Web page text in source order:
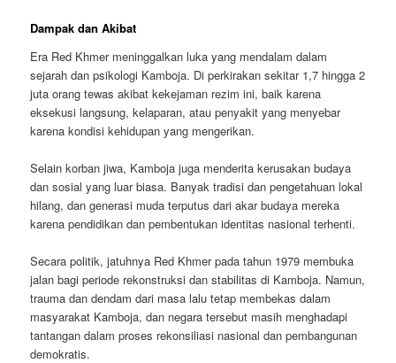
Dampak dan Akibat
Era Red Khmer meninggalkan luka yang mendalam dalam
sejarah dan psikologi Kamboja. Di perkirakan sekitar 1,7 hingga 2
juta orang tewas akibat kekejaman rezim ini, baik karena
eksekusi langsung, kelaparan, atau penyakit yang menyebar
karena kondisi kehidupan yang mengerikan.
Selain korban jiwa, Kamboja juga menderita kerusakan budaya
dan sosial yang luar biasa. Banyak tradisi dan pengetahuan lokal
hilang, dan generasi muda terputus dari akar budaya mereka
karena pendidikan dan pembentukan identitas nasional terhenti.
Secara politik, jatuhnya Red Khmer pada tahun 1979 membuka
jalan bagi periode rekonstruksi dan stabilitas di Kamboja. Namun,
trauma dan dendam dari masa lalu tetap membekas dalam
masyarakat Kamboja, dan negara tersebut masih menghadapi
tantangan dalam proses rekonsiliasi nasional dan pembangunan
demokratis.